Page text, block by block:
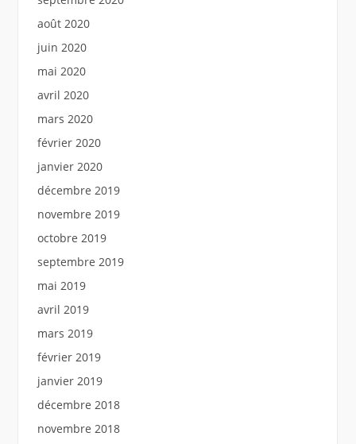
août 2020
juin 2020
mai 2020
avril 2020
mars 2020
février 2020
janvier 2020
décembre 2019
novembre 2019
octobre 2019
septembre 2019
mai 2019
avril 2019
mars 2019
février 2019
janvier 2019
décembre 2018
novembre 2018